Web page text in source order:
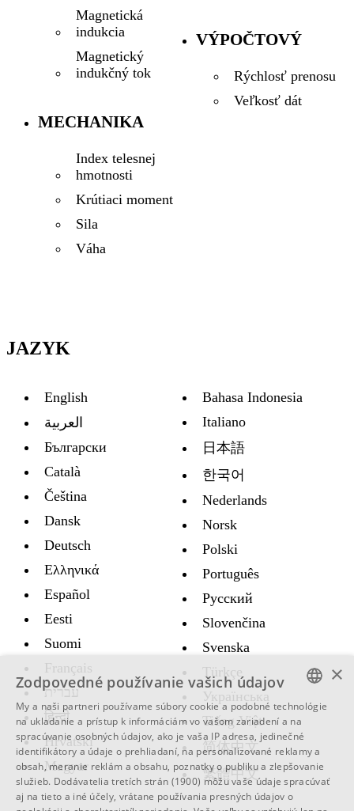
Magnetická
indukcia
Magnetický
indukčný tok
MECHANIKA
Index telesnej
hmotnosti
Krútiaci moment
Sila
Váha
VÝPOČTOVÝ
Rýchlosť prenosu
Veľkosť dát
JAZYK
English
العربية
Български
Català
Čeština
Dansk
Deutsch
Ελληνικά
Español
Eesti
Suomi
Français
עברית
हिन्दी
Hrvatski
Magyar
Bahasa Indonesia
Italiano
日本語
한국어
Nederlands
Norsk
Polski
Português
Русский
Slovenčina
Svenska
Türkçe
Украïнська
Tiếng Việt
简体中文
繁體中文
ENGLISH
SWEDISH
SPANISH
CATALAN
×
Zodpovedné používanie vašich údajov
My a naši partneri používame súbory cookie a podobné technológie
na ukladanie a prístup k informáciám vo vašom zariadení a na
spracúvanie osobných údajov, ako je vaša IP adresa, jedinečné
identifikátory a údaje o prehliadaní, na personalizované reklamy a
obsah, meranie reklám a obsahu, poznatky o publiku a zlepšovanie
služieb. Dodávatelia tretích strán (1900) môžu vaše údaje spracúvať
aj na tieto a iné účely, vrátane používania presných údajov o